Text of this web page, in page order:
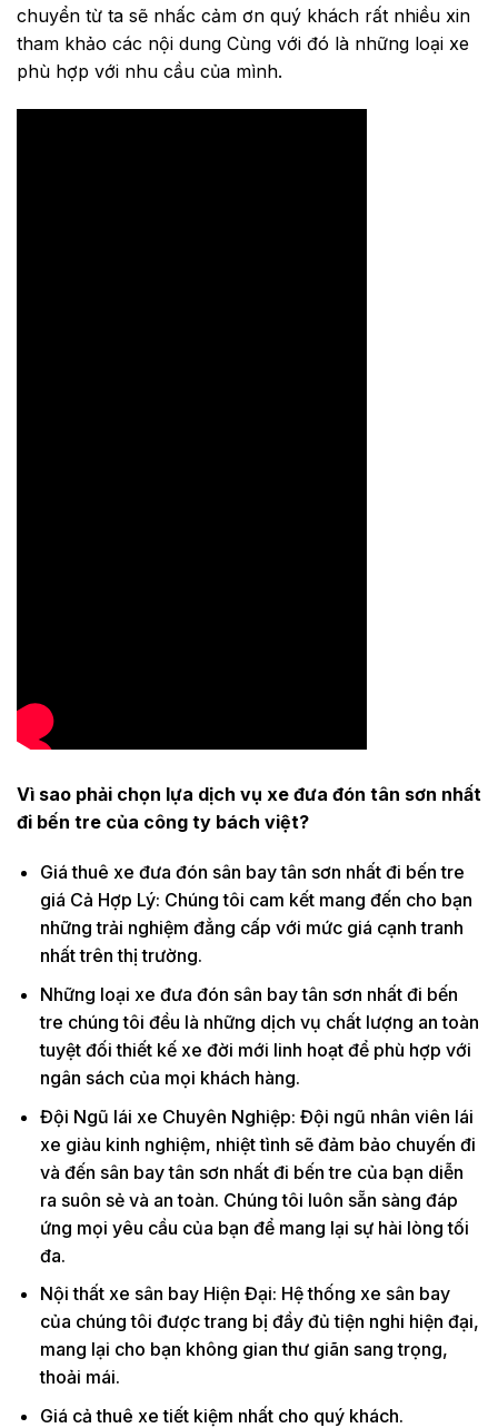
chuyển từ ta sẽ nhấc cảm ơn quý khách rất nhiều xin
tham khảo các nội dung Cùng với đó là những loại xe
phù hợp với nhu cầu của mình.
Vì sao phải chọn lựa dịch vụ xe đưa đón tân sơn nhất
đi bến tre của công ty bách việt?
Giá thuê xe đưa đón sân bay tân sơn nhất đi bến tre
giá Cả Hợp Lý: Chúng tôi cam kết mang đến cho bạn
những trải nghiệm đẳng cấp với mức giá cạnh tranh
nhất trên thị trường.
Những loại xe đưa đón sân bay tân sơn nhất đi bến
tre chúng tôi đều là những dịch vụ chất lượng an toàn
tuyệt đối thiết kế xe đời mới linh hoạt để phù hợp với
ngân sách của mọi khách hàng.
Đội Ngũ lái xe Chuyên Nghiệp: Đội ngũ nhân viên lái
xe giàu kinh nghiệm, nhiệt tình sẽ đảm bảo chuyến đi
và đến sân bay tân sơn nhất đi bến tre của bạn diễn
ra suôn sẻ và an toàn. Chúng tôi luôn sẵn sàng đáp
ứng mọi yêu cầu của bạn để mang lại sự hài lòng tối
đa.
Nội thất xe sân bay Hiện Đại: Hệ thống xe sân bay
của chúng tôi được trang bị đầy đủ tiện nghi hiện đại,
mang lại cho bạn không gian thư giãn sang trọng,
thoải mái.
Giá cả thuê xe tiết kiệm nhất cho quý khách.